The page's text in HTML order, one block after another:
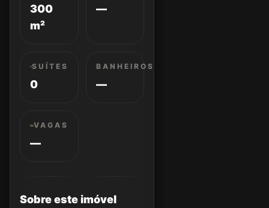
300
m²
—
SUÍTES
0
BANHEIROS
—
VAGAS
—
Sobre este imóvel